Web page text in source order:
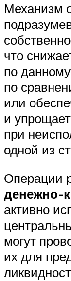
Механизм
что
по
по
или
и
при
одной из
Операции
денежно-
активно
могут
их для